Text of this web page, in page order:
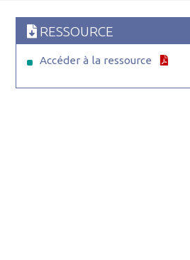
RESSOURCE
Accéder à la ressource